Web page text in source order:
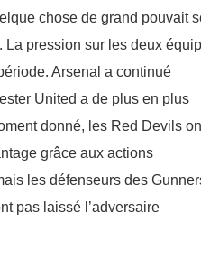
chose de grand pouvait
La pression sur les deux
Arsenal a continué
United a de plus en plus
donné, les Red Devils
grâce aux actions
les défenseurs des
pas laissé l’adversaire